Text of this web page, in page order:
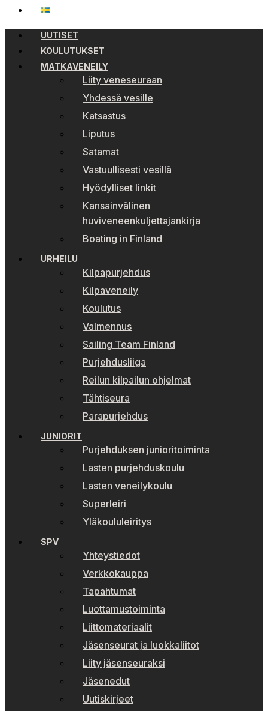
UUTISET
KOULUTUKSET
MATKAVENEILY
Liity veneseuraan
Yhdessä vesille
Katsastus
Liputus
Satamat
Vastuullisesti vesillä
Hyödylliset linkit
Kansainvälinen
huviveneenkuljettajankirja
Boating in Finland
URHEILU
Kilpapurjehdus
Kilpaveneily
Koulutus
Valmennus
Sailing Team Finland
Purjehdusliiga
Reilun kilpailun ohjelmat
Tähtiseura
Parapurjehdus
JUNIORIT
Purjehduksen junioritoiminta
Lasten purjehduskoulu
Lasten veneilykoulu
Superleiri
Yläkoululeiritys
SPV
Yhteystiedot
Verkkokauppa
Tapahtumat
Luottamustoiminta
Liittomateriaalit
Jäsenseurat ja luokkaliitot
Liity jäsenseuraksi
Jäsenedut
Uutiskirjeet